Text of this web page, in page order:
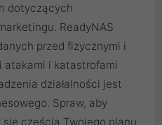
dotyczących
ReadyNAS
przed fizycznymi i
atakami i katastrofami
działalności jest
Spraw, aby
się częścią Twojego planu